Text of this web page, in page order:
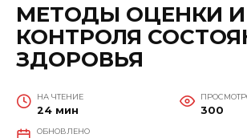
МЕТОДЫ ОЦЕНКИ И
КОНТРОЛЯ
ЗДОРОВЬЯ
НА ЧТЕНИЕ
24 мин 300
ОБНОВЛЕНО